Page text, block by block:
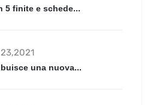
5 finite e schede...
una nuova...